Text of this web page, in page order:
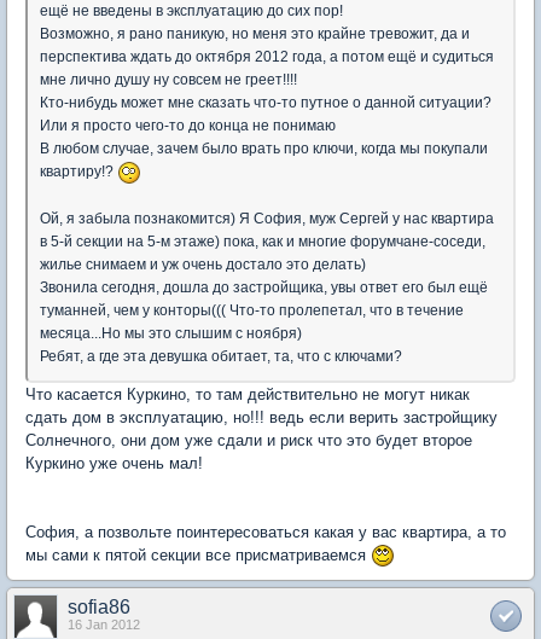
ещё не введены в эксплуатацию до сих пор!
Возможно, я рано паникую, но меня это крайне тревожит, да и
перспектива ждать до октября 2012 года, а потом ещё и судиться
мне лично душу ну совсем не греет!!!!
Кто-нибудь может мне сказать что-то путное о данной ситуации?
Или я просто чего-то до конца не понимаю
В любом случае, зачем было врать про ключи, когда мы покупали
квартиру!?
Ой, я забыла познакомится) Я София, муж Сергей у нас квартира
в 5-й секции на 5-м этаже) пока, как и многие форумчане-соседи,
жилье снимаем и уж очень достало это делать)
Звонила сегодня, дошла до застройщика, увы ответ его был ещё
туманней, чем у конторы((( Что-то пролепетал, что в течение
месяца...Но мы это слышим с ноября)
Ребят, а где эта девушка обитает, та, что с ключами?
Что касается Куркино, то там действительно не могут никак
сдать дом в эксплуатацию, но!!! ведь если верить застройщику
Солнечного, они дом уже сдали и риск что это будет второе
Куркино уже очень мал!
София, а позвольте поинтересоваться какая у вас квартира, а то
мы сами к пятой секции все присматриваемся
sofia86
16 Jan 2012